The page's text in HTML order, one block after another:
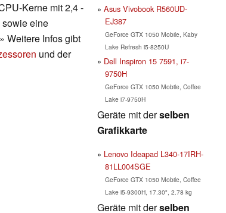
Kerne mit 2,4 -
eine
Weitere Infos gibt
und der
Asus Vivobook R560UD-
EJ387
GeForce GTX 1050 Mobile, Kaby
Lake Refresh i5-8250U
Dell Inspiron 15 7591, i7-
9750H
GeForce GTX 1050 Mobile, Coffee
Lake i7-9750H
Geräte mit derselben
Grafikkarte
Lenovo Ideapad L340-17IRH-
81LL004SGE
GeForce GTX 1050 Mobile, Coffee
Lake i5-9300H, 17.30", 2.78 kg
Geräte mit derselben